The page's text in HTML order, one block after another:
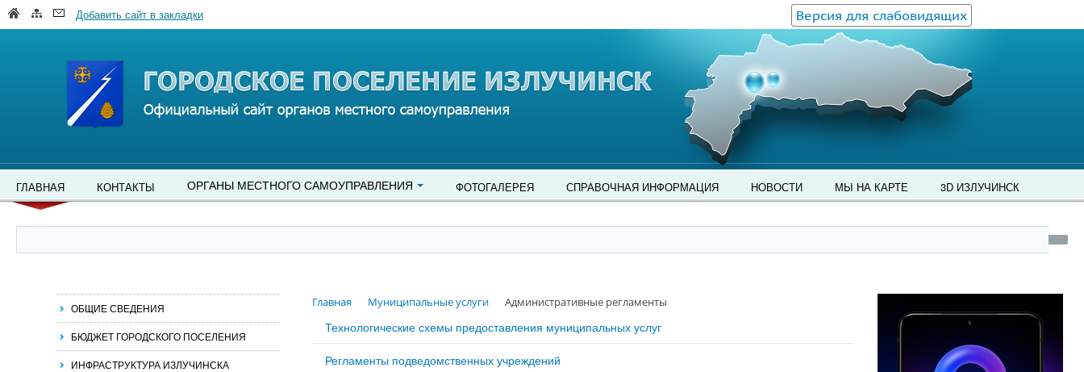
Версия для слабовидящих
Добавить сайт в закладки
ГЛАВНАЯ КОНТАКТЫ ОРГАНЫ МЕСТНОГО САМОУПРАВЛЕНИЯ ФОТОГАЛЕРЕЯ СПРАВОЧНАЯ ИНФОРМАЦИЯ НОВОСТИ МЫ НА КАРТЕ 3D ИЗЛУЧИНСК
Главная Муниципальные услуги Административные регламенты
Технологические схемы предоставления муниципальных услуг
Регламенты подведомственных учреждений
ОБЩИЕ СВЕДЕНИЯ
БЮДЖЕТ ГОРОДСКОГО ПОСЕЛЕНИЯ
ИНФРАСТРУКТУРА ИЗЛУЧИНСКА